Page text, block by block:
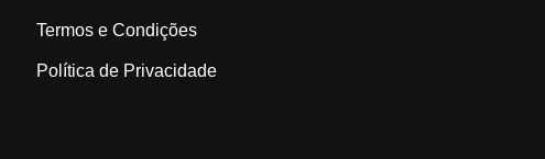
Termos e Condições
Política de Privacidade